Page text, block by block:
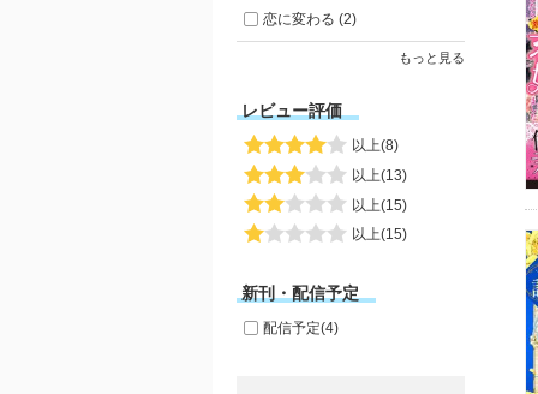
恋に変わる (2)
もっと見る
レビュー評価
以上(8)
以上(13)
以上(15)
以上(15)
新刊・配信予定
配信予定(4)